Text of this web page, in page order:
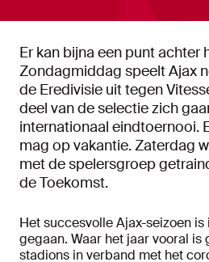
Er kan bijna een punt achter
Zondagmiddag speelt Ajax
de Eredivisie uit tegen
deel van de selectie zich
internationaal eindtoernooi.
mag op vakantie. Zaterdag
met de spelersgroep
de Toekomst.
Het succesvolle Ajax-seizoen
gegaan. Waar het jaar vooral
stadions in verband met het